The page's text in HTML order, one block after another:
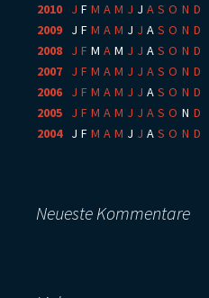
2010
J F M A M J J A S O N D
2009
J F M A M J J A S O N D
2008
J F M A M J J A S O N D
2007
J F M A M J J A S O N D
2006
J F M A M J J A S O N D
2005
J F M A M J J A S O N D
2004: J F M A M J J A S O N D
Neueste Kommentare